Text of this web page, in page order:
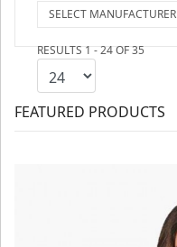
SELECT MANUFACTURER
RESULTS 1 - 24 OF 35
FEATURED PRODUCTS